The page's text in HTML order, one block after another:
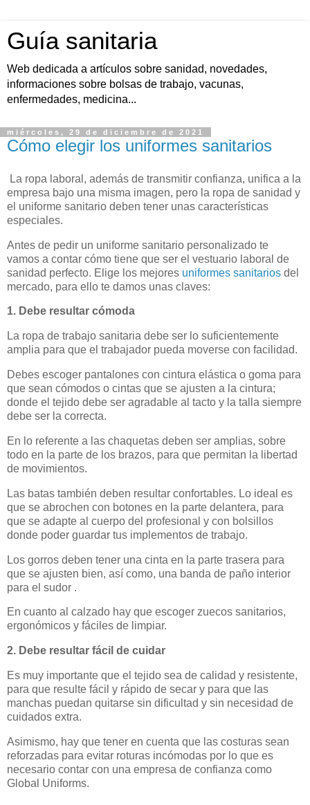
Guía sanitaria
Web dedicada a artículos sobre sanidad, novedades,
informaciones sobre bolsas de trabajo, vacunas,
enfermedades, medicina...
miércoles, 29 de diciembre de 2021
Cómo elegir los uniformes sanitarios
La ropa laboral, además de transmitir confianza, unifica a la
empresa bajo una misma imagen, pero la ropa de sanidad y
el uniforme sanitario deben tener unas características
especiales.
Antes de pedir un uniforme sanitario personalizado te
vamos a contar cómo tiene que ser el vestuario laboral de
sanidad perfecto. Elige los mejores uniformes sanitarios del
mercado, para ello te damos unas claves:
1. Debe resultar cómoda
La ropa de trabajo sanitaria debe ser lo suficientemente
amplia para que el trabajador pueda moverse con facilidad.
Debes escoger pantalones con cintura elástica o goma para
que sean cómodos o cintas que se ajusten a la cintura;
donde el tejido debe ser agradable al tacto y la talla siempre
debe ser la correcta.
En lo referente a las chaquetas deben ser amplias, sobre
todo en la parte de los brazos, para que permitan la libertad
de movimientos.
Las batas también deben resultar confortables. Lo ideal es
que se abrochen con botones en la parte delantera, para
que se adapte al cuerpo del profesional y con bolsillos
donde poder guardar tus implementos de trabajo.
Los gorros deben tener una cinta en la parte trasera para
que se ajusten bien, así como, una banda de paño interior
para el sudor .
En cuanto al calzado hay que escoger zuecos sanitarios,
ergonómicos y fáciles de limpiar.
2. Debe resultar fácil de cuidar
Es muy importante que el tejido sea de calidad y resistente,
para que resulte fácil y rápido de secar y para que las
manchas puedan quitarse sin dificultad y sin necesidad de
cuidados extra.
Asimismo, hay que tener en cuenta que las costuras sean
reforzadas para evitar roturas incómodas por lo que es
necesario contar con una empresa de confianza como
Global Uniforms.